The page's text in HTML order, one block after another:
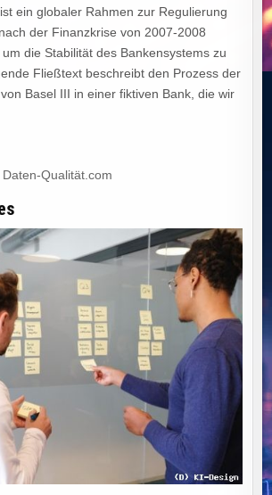
ein globaler Rahmen zur Regulierung
der Finanzkrise von 2007-2008
die Stabilität des Bankensystems zu
Fließtext beschreibt den Prozess der
Basel III in einer fiktiven Bank, die wir
Daten-Qualität.com